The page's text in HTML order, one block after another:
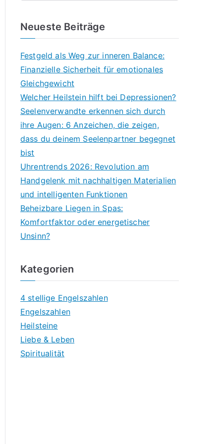
Neueste Beiträge
Festgeld als Weg zur inneren Balance:
Finanzielle Sicherheit für emotionales
Gleichgewicht
Welcher Heilstein hilft bei Depressionen?
Seelenverwandte erkennen sich durch
ihre Augen: 6 Anzeichen, die zeigen,
dass du deinem Seelenpartner begegnet
bist
Uhrentrends 2026: Revolution am
Handgelenk mit nachhaltigen Materialien
und intelligenten Funktionen
Beheizbare Liegen in Spas:
Komfortfaktor oder energetischer
Unsinn?
Kategorien
4 stellige Engelszahlen
Engelszahlen
Heilsteine
Liebe & Leben
Spiritualität